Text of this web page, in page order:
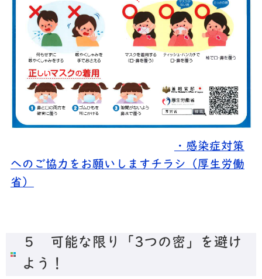
・感染症対策
へのご協力をお願いしますチラシ（厚生労働
省）
５ 可能な限り「3つの密」を避け
よう！